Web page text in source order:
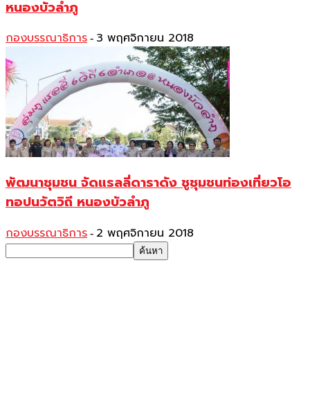
หนองบัวลำภู
กองบรรณาธิการ - 3 พฤศจิกายน 2018
พัฒนาชุมชน จัดแรลลี่ดาราดัง ชูชุมชนท่องเที่ยวโอ
ทอปนวัตวิถี หนองบัวลำภู
กองบรรณาธิการ - 2 พฤศจิกายน 2018